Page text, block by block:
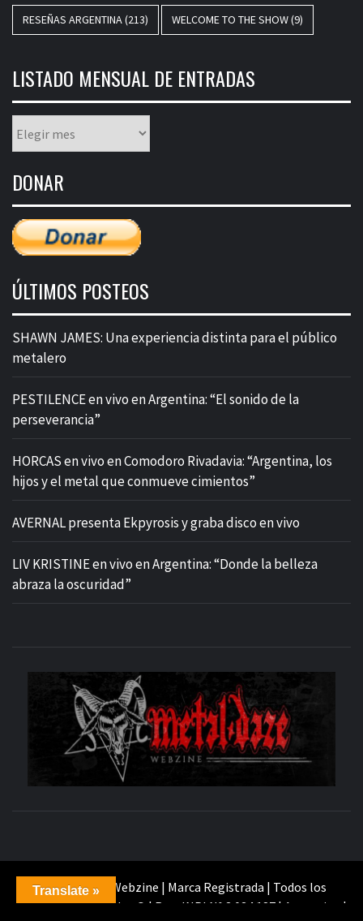
RESEÑAS ARGENTINA(213) WELCOME TO THE SHOW(9)
LISTADO MENSUAL DE ENTRADAS
mensual
entradas
DONAR
ÚLTIMOS POSTEOS
SHAWN JAMES: Una experiencia distinta para el público
metalero
PESTILENCE en vivo en Argentina: “El sonido de la
perseverancia”
HORCAS en vivo en Comodoro Rivadavia: “Argentina, los
hijos y el metal que conmueve cimientos”
AVERNAL presenta Ekpyrosis y graba disco en vivo
LIV KRISTINE en vivo en Argentina: “Donde la belleza
abraza la oscuridad”
| Metal-Daze Webzine | Marca Registrada | Todos los
Derechos Reservados © | Reg. INPI N° 3.034.187 | Argentina |
Translate »